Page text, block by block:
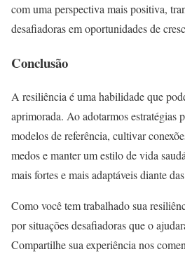
com uma perspectiva mais positiva,
desafiadoras em oportunidades de
Conclusão
A resiliência é uma habilidade que
aprimorada. Ao adotarmos estratégias
modelos de referência, cultivar
medos e manter um estilo de vida
mais fortes e mais adaptáveis diante
Como você tem trabalhado sua
por situações desafiadoras que o
Compartilhe sua experiência nos